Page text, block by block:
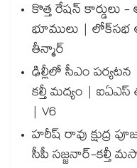
కొత్త రేషన్ కార్డులు -
భూములు | లోక్‌సభ
తీన్మార్
ఢిల్లీలో సీఎం
కల్తీ మద్యం | ఐఏఎస్
| V6
హరీష్ రావు క్షుద్ర
సీపీ సజ్జనార్-కల్తీ